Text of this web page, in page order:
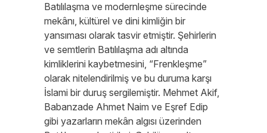
Batılılaşma ve modernleşme sürecinde
mekânı, kültürel ve dini kimliğin bir
yansıması olarak tasvir etmiştir. Şehirlerin
ve semtlerin Batılılaşma adı altında
kimliklerini kaybetmesini, “Frenkleşme”
olarak nitelendirilmiş ve bu duruma karşı
İslami bir duruş sergilemiştir. Mehmet Akif,
Babanzade Ahmet Naim ve Eşref Edip
gibi yazarların mekân algısı üzerinden